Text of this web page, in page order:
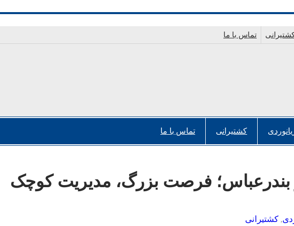
تماس با ما
کشتیرانی تماس با ما
بندرعباس؛ فرصت بزرگ، مدیریت کوچک
, کشتیرانی